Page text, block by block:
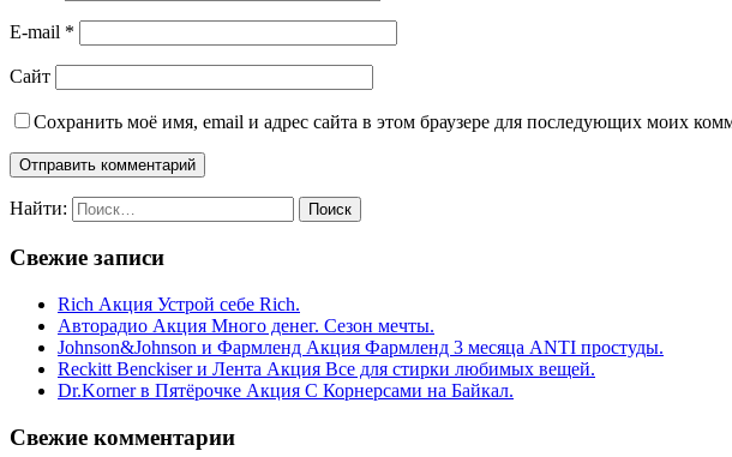
E-mail *
Сайт
Сохранить моё имя, email и адрес сайта в этом браузере для последующих моих
Найти:
Свежие записи
Rich Акция Устрой себе Rich.
Авторадио Акция Много денег. Сезон мечты.
Johnson&Johnson и Фармленд Акция Фармленд 3 месяца ANTI простуды.
Reckitt Benckiser и Лента Акция Все для стирки любимых вещей.
Dr.Korner в Пятёрочке Акция С Корнерсами на Байкал.
Свежие комментарии